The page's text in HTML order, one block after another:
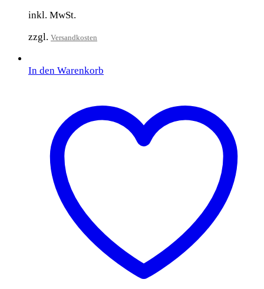
inkl. MwSt.
zzgl. Versandkosten
In den Warenkorb